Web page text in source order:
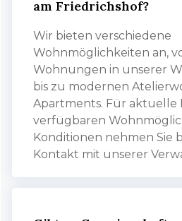
am Friedrichshof?
Wir bieten verschiedene
Wohnmöglichkeiten an,
Wohnungen in unserer
bis zu modernen
Apartments. Für aktuelle
verfügbaren
Konditionen nehmen Sie
Kontakt mit unserer